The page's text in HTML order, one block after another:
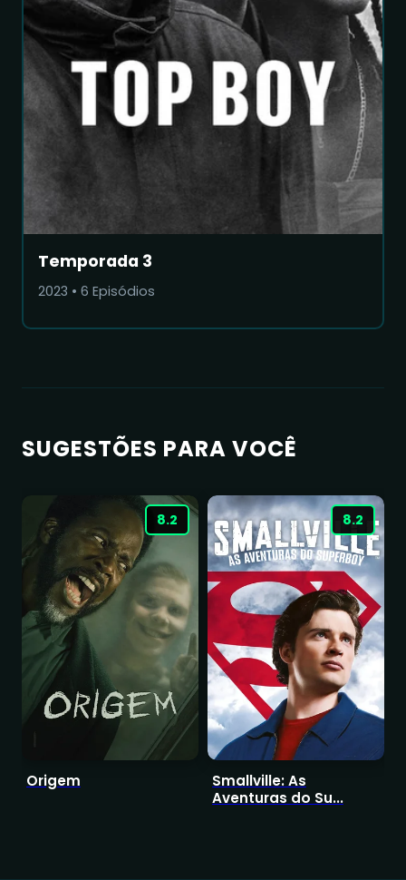
Temporada 3
2023 • 6 Episódios
SUGESTÕES PARA VOCÊ
8.2
Origem
8.2
Smallville: As
Aventuras do Su...